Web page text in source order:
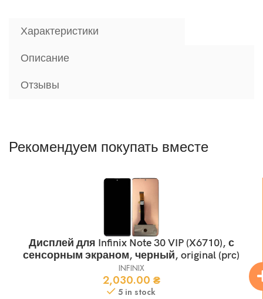
Характеристики
Описание
Отзывы
Рекомендуем покупать вместе
Дисплей для Infinix Note 30 VIP (X6710), с
сенсорным экраном, черный, original (prc)
INFINIX
2,030.00 ₴
5 in stock